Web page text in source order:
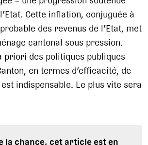
Cette inflation, conjuguée à
des revenus de l’Etat, met
cantonal sous pression.
priori des politiques publiques
en termes d’efficacité, de
indispensable. Le plus vite sera
la chance, cet article est en